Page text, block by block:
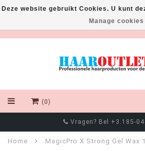
(0)
Vragen? Bel +3.185-
Home MagicPro X Strong Gel Wax
Deze website gebruikt Cookies. U kunt
Manage cookies